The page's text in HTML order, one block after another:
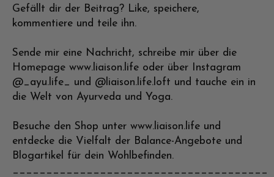
Gefällt dir der Beitrag? Like, speichere,
kommentiere und teile ihn.
Sende mir eine Nachricht, schreibe mir über die
Homepage www.liaison.life oder über Instagram
@_ayu.life_ und @liaison.life.loft und tauche ein in
die Welt von Ayurveda und Yoga.
Besuche den Shop unter www.liaison.life und
entdecke die Vielfalt der Balance-Angebote und
Blogartikel für dein Wohlbefinden.
______________________________________